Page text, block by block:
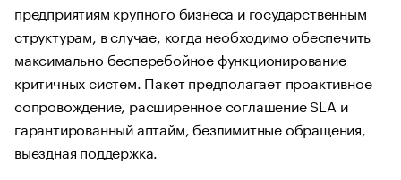
предприятиям крупного бизнеса и государственным
структурам, в случае, когда необходимо обеспечить
максимально бесперебойное функционирование
критичных систем. Пакет предполагает проактивное
сопровождение, расширенное соглашение SLA и
гарантированный аптайм, безлимитные обращения,
выездная поддержка.